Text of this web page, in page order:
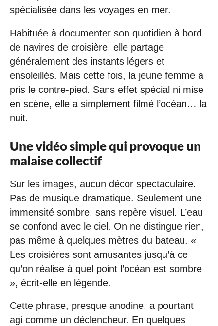
spécialisée dans les voyages en mer.
Habituée à documenter son quotidien à bord
de navires de croisière, elle partage
généralement des instants légers et
ensoleillés. Mais cette fois, la jeune femme a
pris le contre-pied. Sans effet spécial ni mise
en scène, elle a simplement filmé l’océan… la
nuit.
Une vidéo simple qui provoque un
malaise collectif
Sur les images, aucun décor spectaculaire.
Pas de musique dramatique. Seulement une
immensité sombre, sans repère visuel. L’eau
se confond avec le ciel. On ne distingue rien,
pas même à quelques mètres du bateau. «
Les croisières sont amusantes jusqu’à ce
qu’on réalise à quel point l’océan est sombre
», écrit-elle en légende.
Cette phrase, presque anodine, a pourtant
agi comme un déclencheur. En quelques